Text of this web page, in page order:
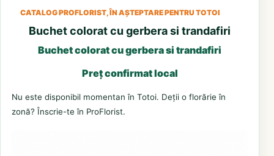
CATALOG PROFLORIST, ÎN AȘTEPTARE PENTRU TOTOI
Buchet colorat cu gerbera si trandafiri
Buchet colorat cu gerbera si trandafiri
Preț confirmat local
Nu este disponibil momentan în Totoi. Deții o florărie în
zonă? Înscrie-te în ProFlorist.